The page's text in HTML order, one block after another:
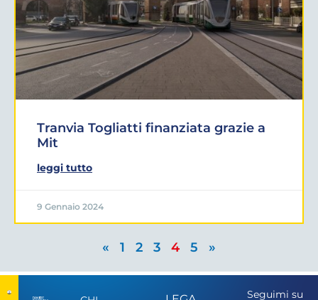
Tranvia Togliatti finanziata grazie a
Mit
leggi tutto
9 Gennaio 2024
« 1 2 3 4 5 »
Seguimi su